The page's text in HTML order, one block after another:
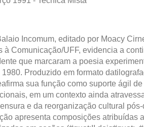
Incomum, editado por Moacy
à Comunicação/UFF, evidencia a
que marcaram a poesia
Produzido em formato
sua função como suporte ágil
em um contexto ainda
e da reorganização cultural
apresenta composições atribuídas